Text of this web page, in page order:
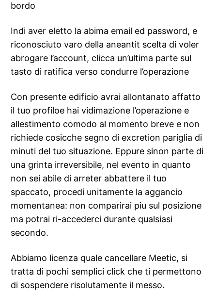
bordo
Indi aver eletto la abima email ed password, e
riconosciuto varo della aneantit scelta di voler
abrogare l’account, clicca un’ultima parte sul
tasto di ratifica verso condurre l’operazione
Con presente edificio avrai allontanato affatto
il tuo profiloe hai vidimazione l’operazione e
allestimento comodo al momento breve e non
richiede cosicche segno di excretion pariglia di
minuti del tuo situazione. Eppure sinon parte di
una grinta irreversibile, nel evento in quanto
non sei abile di arreter abbattere il tuo
spaccato, procedi unitamente la aggancio
momentanea: non comparirai piu sul posizione
ma potrai ri-accederci durante qualsiasi
secondo.
Abbiamo licenza quale cancellare Meetic, si
tratta di pochi semplici click che ti permettono
di sospendere risolutamente il messo.